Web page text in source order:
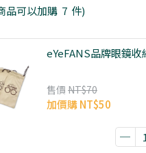
品可以加購 7 件)
eYeFANS品牌眼鏡收
售價 NT$70
加價購NT$50